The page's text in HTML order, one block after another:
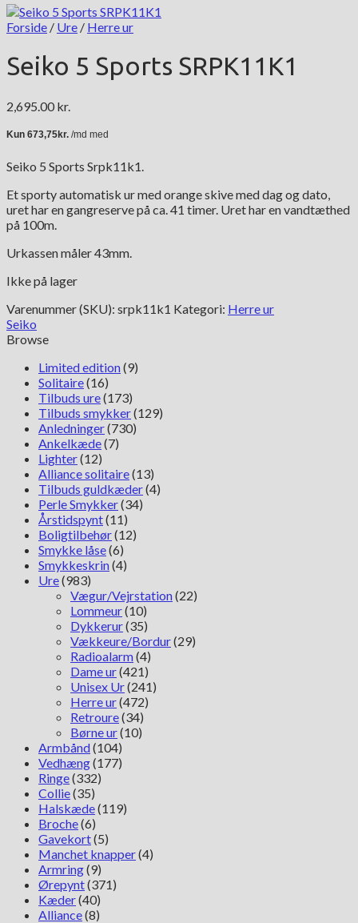
Forside / Ure / Herre ur
Seiko 5 Sports SRPK11K1
2,695.00 kr.
Seiko 5 Sports Srpk11k1.
Et sporty automatisk ur med orange skive med dag og dato,
uret har en gangreserve på ca. 41 timer. Uret har en vandtæthed
på 100m.
Urkassen måler 43mm.
Ikke på lager
Varenummer (SKU): srpk11k1 Kategori: Herre ur
Seiko
Browse
Limited edition(9)
Solitaire(16)
Tilbuds ure(173)
Tilbuds smykker(129)
Anledninger(730)
Ankelkæde(7)
Lighter(12)
Alliance solitaire(13)
Tilbuds guldkæder(4)
Perle Smykker(34)
Årstidspynt(11)
Boligtilbehør(12)
Smykke låse(6)
Smykkeskrin(4)
Ure(983)
Vægur/Vejrstation(22)
Lommeur(10)
Dykkerur(35)
Vækkeure/Bordur(29)
Radioalarm(4)
Dame ur(421)
Unisex Ur(241)
Herre ur(472)
Retroure(34)
Børne ur(10)
Armbånd(104)
Vedhæng(177)
Ringe(332)
Collie(35)
Halskæde(119)
Broche(6)
Gavekort(5)
Manchet knapper(4)
Armring(9)
Ørepynt(371)
Kæder(40)
Alliance(8)